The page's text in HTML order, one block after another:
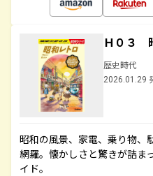
Ｈ０３
歴史時代
2026.01.29
昭和の風景、家電、乗り物、
網羅。懐かしさと驚きが詰ま
イド。